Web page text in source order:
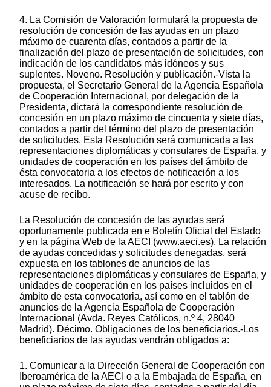
4. La Comisión de Valoración formulará la propuesta de
resolución de concesión de las ayudas en un plazo
máximo de cuarenta días, contados a partir de la
finalización del plazo de presentación de solicitudes, con
indicación de los candidatos más idóneos y sus
suplentes. Noveno. Resolución y publicación.-Vista la
propuesta, el Secretario General de la Agencia Española
de Cooperación Internacional, por delegación de la
Presidenta, dictará la correspondiente resolución de
concesión en un plazo máximo de cincuenta y siete días,
contados a partir del término del plazo de presentación
de solicitudes. Esta Resolución será comunicada a las
representaciones diplomáticas y consulares de España, y
unidades de cooperación en los países del ámbito de
ésta convocatoria a los efectos de notificación a los
interesados. La notificación se hará por escrito y con
acuse de recibo.
La Resolución de concesión de las ayudas será
oportunamente publicada en e Boletín Oficial del Estado
y en la página Web de la AECI (www.aeci.es). La relación
de ayudas concedidas y solicitudes denegadas, será
expuesta en los tablones de anuncios de las
representaciones diplomáticas y consulares de España, y
unidades de cooperación en los países incluidos en el
ámbito de esta convocatoria, así como en el tablón de
anuncios de la Agencia Española de Cooperación
Internacional (Avda. Reyes Católicos, n.º 4, 28040
Madrid). Décimo. Obligaciones de los beneficiarios.-Los
beneficiarios de las ayudas vendrán obligados a:
1. Comunicar a la Dirección General de Cooperación con
Iberoamérica de la AECI o a la Embajada de España, en